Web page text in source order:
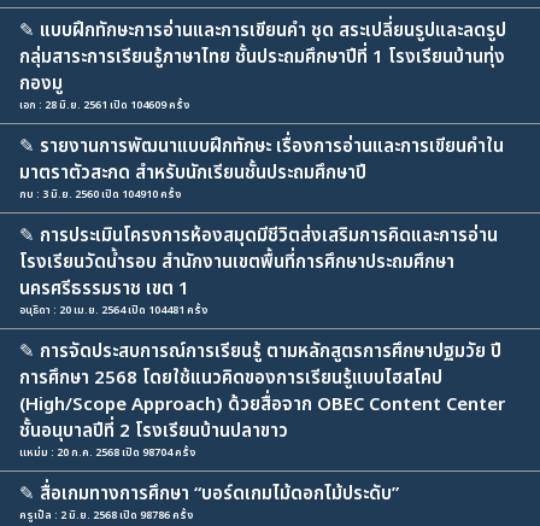
✎ แบบฝึกทักษะการอ่านและการเขียนคำ ชุด สระเปลี่ยนรูปและลดรูป
กลุ่มสาระการเรียนรู้ภาษาไทย ชั้นประถมศึกษาปีที่ 1 โรงเรียนบ้านทุ่ง
กองมู
เอก : 28 มิ.ย. 2561 เปิด 104609 ครั้ง
✎ รายงานการพัฒนาแบบฝึกทักษะ เรื่องการอ่านและการเขียนคำใน
มาตราตัวสะกด สำหรับนักเรียนชั้นประถมศึกษาปี
กบ : 3 มิ.ย. 2560 เปิด 104910 ครั้ง
✎ การประเมินโครงการห้องสมุดมีชีวิตส่งเสริมการคิดและการอ่าน
โรงเรียนวัดน้ำรอบ สำนักงานเขตพื้นที่การศึกษาประถมศึกษา
นครศรีธรรมราช เขต 1
อนุธิดา : 20 เม.ย. 2564 เปิด 104481 ครั้ง
✎ การจัดประสบการณ์การเรียนรู้ ตามหลักสูตรการศึกษาปฐมวัย ปี
การศึกษา 2568 โดยใช้แนวคิดของการเรียนรู้แบบไฮสโคป
(High/Scope Approach) ด้วยสื่อจาก OBEC Content Center
ชั้นอนุบาลปีที่ 2 โรงเรียนบ้านปลาขาว
แหม่ม : 20 ก.ค. 2568 เปิด 98704 ครั้ง
✎ สื่อเกมทางการศึกษา “บอร์ดเกมไม้ดอกไม้ประดับ”
ครูเปิ้ล : 2 มิ.ย. 2568 เปิด 98786 ครั้ง